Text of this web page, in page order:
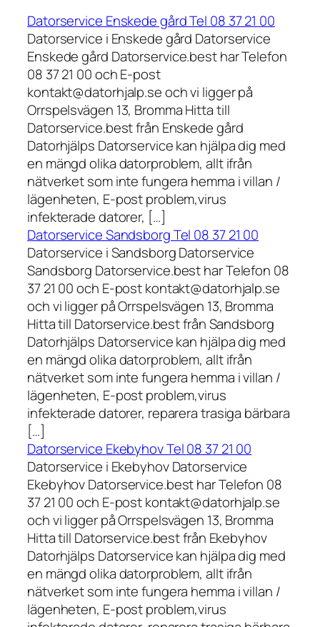
Datorservice Enskede gård Tel 08 37 21 00
Datorservice i Enskede gård Datorservice
Enskede gård Datorservice.best har Telefon
08 37 21 00 och E-post
kontakt@datorhjalp.se och vi ligger på
Orrspelsvägen 13, Bromma Hitta till
Datorservice.best från Enskede gård
Datorhjälps Datorservice kan hjälpa dig med
en mängd olika datorproblem, allt ifrån
nätverket som inte fungera hemma i villan /
lägenheten, E-post problem,virus
infekterade datorer, […]
Datorservice Sandsborg Tel 08 37 21 00
Datorservice i Sandsborg Datorservice
Sandsborg Datorservice.best har Telefon 08
37 21 00 och E-post kontakt@datorhjalp.se
och vi ligger på Orrspelsvägen 13, Bromma
Hitta till Datorservice.best från Sandsborg
Datorhjälps Datorservice kan hjälpa dig med
en mängd olika datorproblem, allt ifrån
nätverket som inte fungera hemma i villan /
lägenheten, E-post problem,virus
infekterade datorer, reparera trasiga bärbara
[…]
Datorservice Ekebyhov Tel 08 37 21 00
Datorservice i Ekebyhov Datorservice
Ekebyhov Datorservice.best har Telefon 08
37 21 00 och E-post kontakt@datorhjalp.se
och vi ligger på Orrspelsvägen 13, Bromma
Hitta till Datorservice.best från Ekebyhov
Datorhjälps Datorservice kan hjälpa dig med
en mängd olika datorproblem, allt ifrån
nätverket som inte fungera hemma i villan /
lägenheten, E-post problem,virus